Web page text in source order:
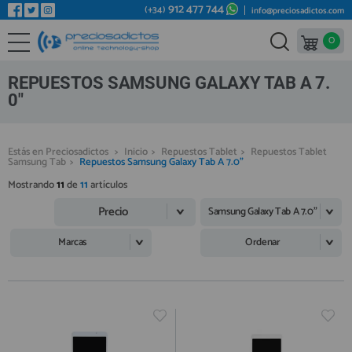
REPUESTOS MÓVILES
REPUESTOS TABLET
REPUESTOS MACBOOK
REPUESTOS OTROS DISPOSITIVOS
REPUESTOS PORTÁTILES
HERRAMIENTAS REPARACIÓN
MÓVILES REACONDICIONADOS
Bienvenid@ otra vez
YA SOY CLIENTE
Regístrate en un momento
¿ERES NUEVO?
(+34) 912 477 744 info@preciosadictos.com
0
REPUESTOS SAMSUNG GALAXY TAB A 7.
0"
Estás en Preciosadictos > Inicio > Repuestos Tablet > Repuestos Tablet
Samsung Tab > Repuestos Samsung Galaxy Tab A 7.0"
Mostrando11de11artículos
Precio
Samsung Galaxy Tab A 7.0"
Marcas
Ordenar